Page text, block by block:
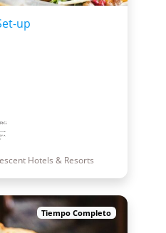
up
Hotels & Resorts
Tiempo Completo